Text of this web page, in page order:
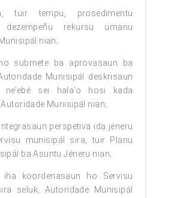
tuir tempu, prosedimentu
dezempeñu rekursu umanu
nian;
submete ba aprovasaun ba
Munisipál deskrisaun
sei hala’o hosi kada
Munisipál nian;
perspetiva ida jéneru
munisipál sira, tuir Planu
ba Asuntu Jéneru nian;
iha koordenasaun ho Servisu
seluk, Autoridade Munisipál